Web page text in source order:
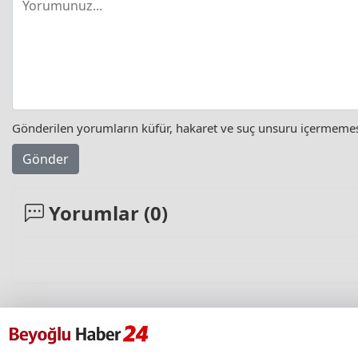
Gönderilen yorumların küfür, hakaret ve suç unsuru
Gönder
Yorumlar (0)